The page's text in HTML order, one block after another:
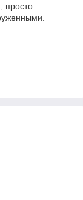
просто